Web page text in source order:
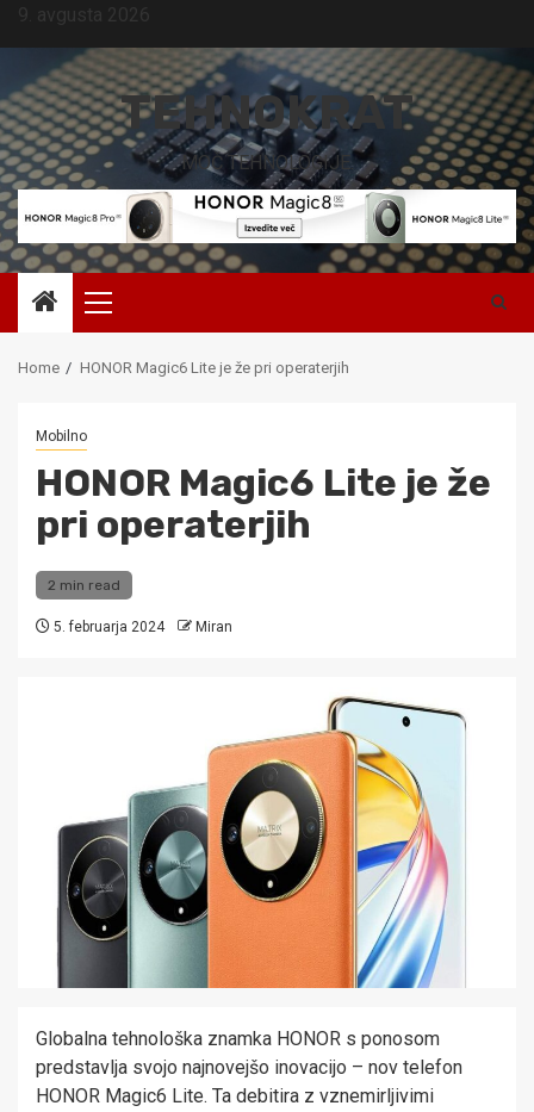
Skip
content
9. avgusta 2026
TEHNOKRAT
MOČ TEHNOLOGIJE.
Primary
Menu
Home HONOR Magic6 Lite je že pri operaterjih
Mobilno
HONOR Magic6 Lite je že
pri operaterjih
2 min read
5. februarja 2024 Miran
Globalna tehnološka znamka HONOR s ponosom
predstavlja svojo najnovejšo inovacijo – nov telefon
HONOR Magic6 Lite. Ta debitira z vznemirljivimi